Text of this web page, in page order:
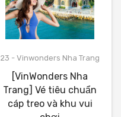
23 - Vinwonders Nha Trang
[VinWonders Nha
Trang] Vé tiêu chuẩn
cáp treo và khu vui